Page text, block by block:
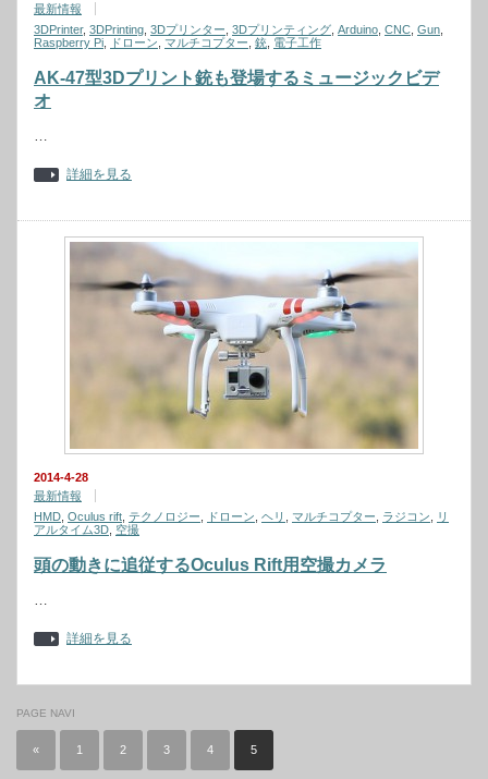
最新情報
3DPrinter, 3DPrinting 3Dプリンター 3Dプリンティング Arduino CNC Gun
Raspberry Pi
ドローン マルチコプター 銃 電子工作
AK-47型3Dプリント銃も登場するミュージックビデ
オ
…
詳細を見る
2014-4-28
最新情報
HMD Oculus rift テクノロジー ドローン ヘリ マルチコプター ラジコン
リ
アルタイム3D 空撮
頭の動きに追従するOculus Rift用空撮カメラ
…
詳細を見る
PAGE NAVI
« 1 2 3 4 5